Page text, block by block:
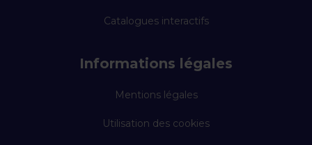
Catalogues interactifs
Informations légales
Mentions légales
Utilisation des cookies